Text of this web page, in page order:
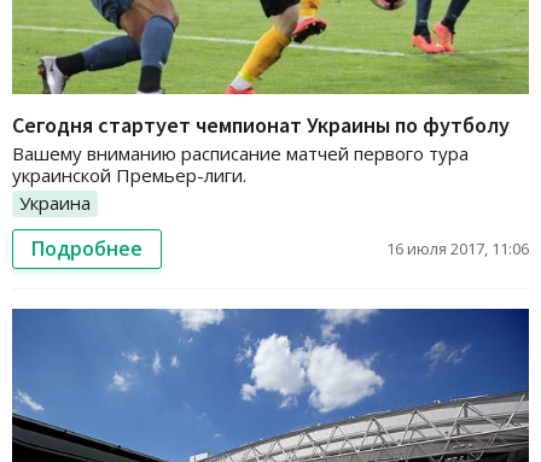
Сегодня стартует чемпионат Украины по футболу
Вашему вниманию расписание матчей первого тура
украинской Премьер-лиги.
Украина
Подробнее 16 июля 2017, 11:06